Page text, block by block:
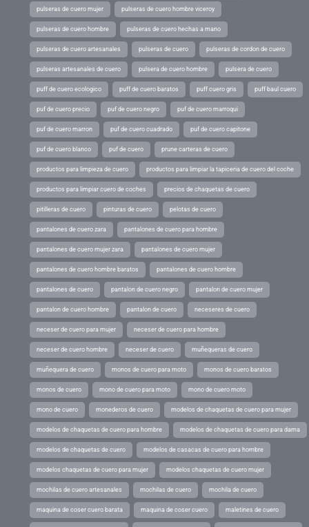
pulseras de cuero mujer pulseras de cuero hombre viceroy
pulseras de cuero hombre pulseras de cuero hechas a mano
pulseras de cuero artesanales pulseras de cuero pulseras de cordon de cuero
pulseras artesanales de cuero pulsera de cuero hombre pulsera de cuero
puff de cuero ecologico puff de cuero baratos puff cuero gris puff baul cuero
puf de cuero precio puf de cuero negro puf de cuero marroqui
puf de cuero marron puf de cuero cuadrado puf de cuero capitone
puf de cuero blanco puf de cuero prune carteras de cuero
productos para limpieza de cuero productos para limpiar la tapiceria de cuero del coche
productos para limpiar cuero de coches precios de chaquetas de cuero
pitilleras de cuero pinturas de cuero pelotas de cuero
pantalones de cuero zara pantalones de cuero para hombre
pantalones de cuero mujer zara pantalones de cuero mujer
pantalones de cuero hombre baratos pantalones de cuero hombre
pantalones de cuero pantalon de cuero negro pantalon de cuero mujer
pantalon de cuero hombre pantalon de cuero neceseres de cuero
neceser de cuero para mujer neceser de cuero para hombre
neceser de cuero hombre neceser de cuero muñequeras de cuero
muñequera de cuero monos de cuero para moto monos de cuero baratos
monos de cuero mono de cuero para moto mono de cuero moto
mono de cuero monederos de cuero modelos de chaquetas de cuero para mujer
modelos de chaquetas de cuero para hombre modelos de chaquetas de cuero para dama
modelos de chaquetas de cuero modelos de casacas de cuero para hombre
modelos chaquetas de cuero para mujer modelos chaquetas de cuero mujer
mochilas de cuero artesanales mochilas de cuero mochila de cuero
maquina de coser cuero barata maquina de coser cuero maletines de cuero